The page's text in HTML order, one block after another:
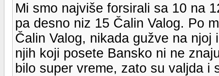
Mi smo najviše forsirali sa 10 na
pa desno niz 15 Čalin Valog. Po
Čalin Valog, nikada gužve na
njih koji posete Bansko ni ne
bilo super vreme, zato su valjda i